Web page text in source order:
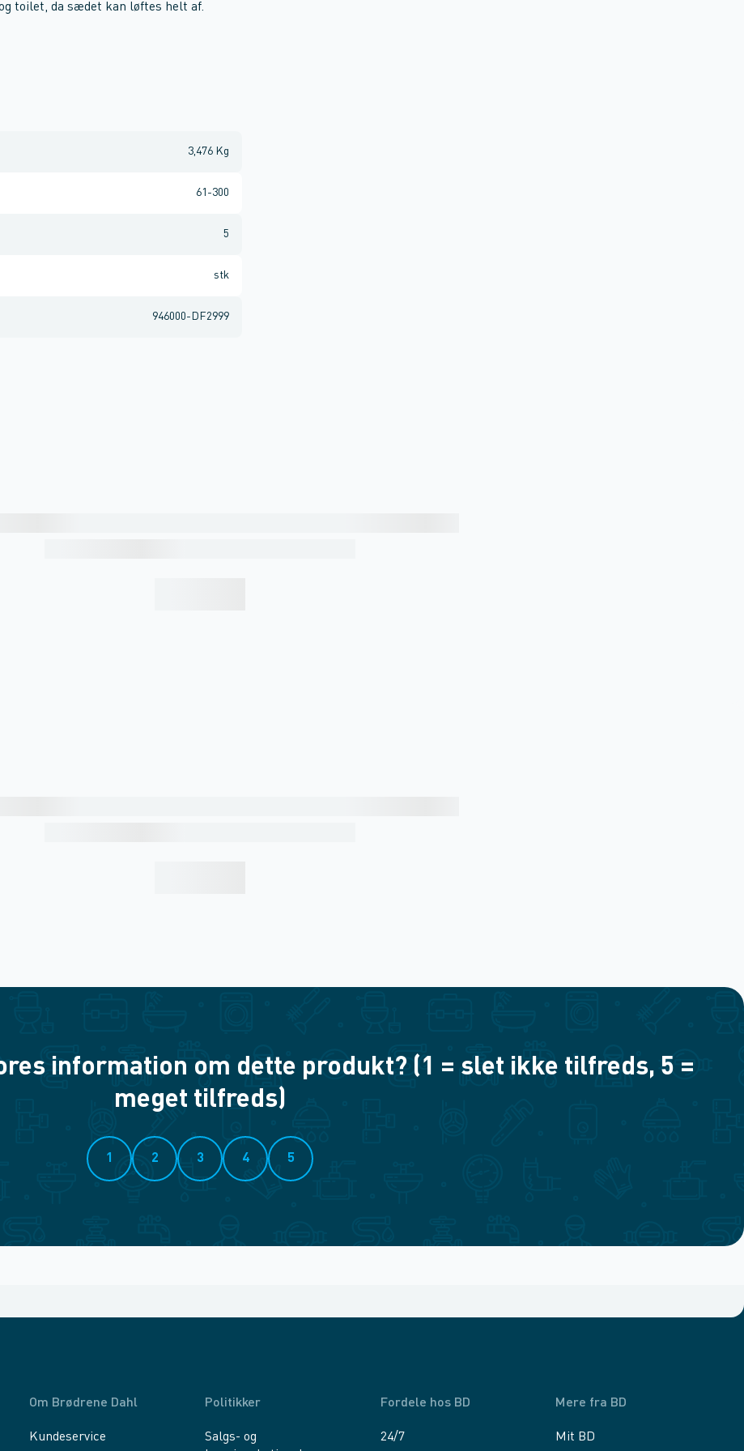
toilet, da sædet kan løftes helt af.
3,476 Kg
61-300
5
stk
946000-DF2999
information om dette produkt? (1 = slet ikke tilfreds, 5 =
meget tilfreds)
1 2 3 4 5
Om Brødrene Dahl
Kundeservice
Politikker
Salgs- og
Fordele hos BD
24/7
Mere fra BD
Mit BD